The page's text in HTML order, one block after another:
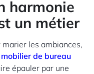
harmonie
un métier
marier les ambiances,
mobilier de bureau
épauler par une